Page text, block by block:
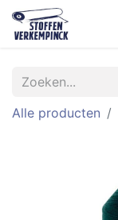
Alle producten